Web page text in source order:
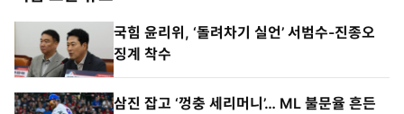
국힘 윤리위, ‘돌려차기 실언’ 서범수-진종오
징계 착수
삼진 잡고 ‘껑충 세리머니’… ML 불문율 흔든